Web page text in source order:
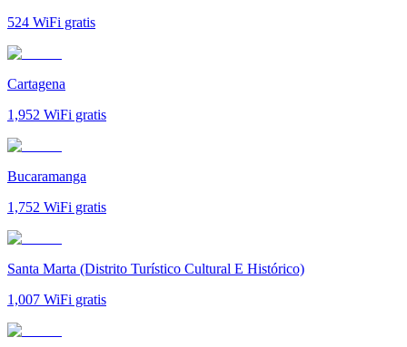
524 WiFi gratis
Cartagena
1,952 WiFi gratis
Bucaramanga
1,752 WiFi gratis
Santa Marta (Distrito Turístico Cultural E Histórico)
1,007 WiFi gratis